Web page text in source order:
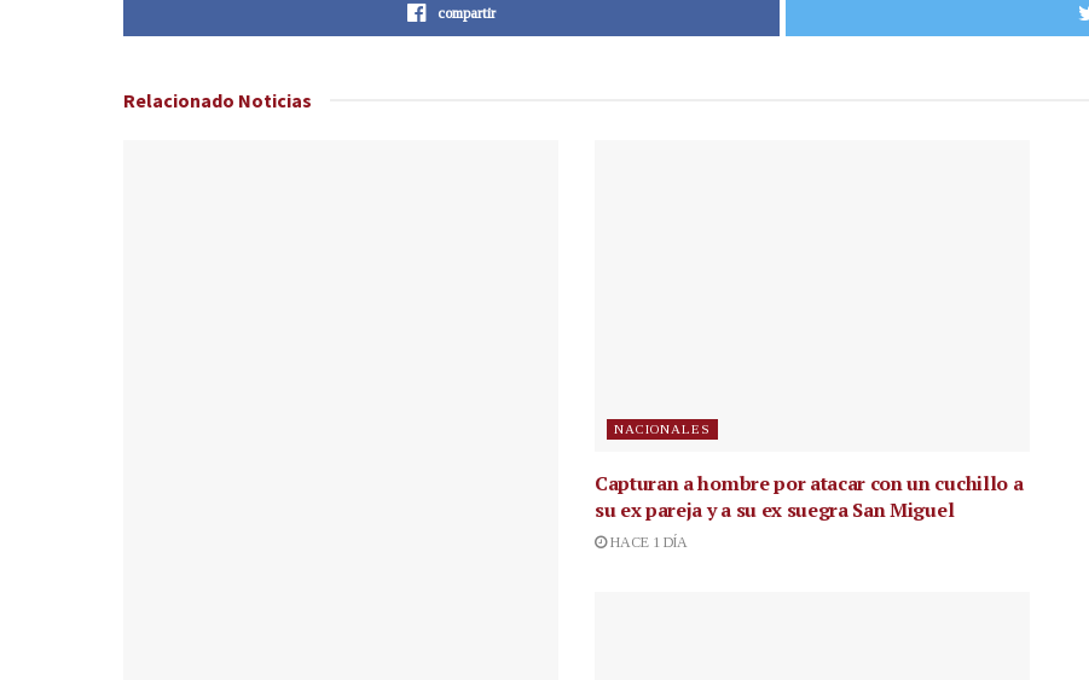
compartir
Relacionado Noticias
NACIONALES
Capturan a hombre por atacar con un cuchillo a
su ex pareja y a su ex suegra San Miguel
HACE 1 DÍA